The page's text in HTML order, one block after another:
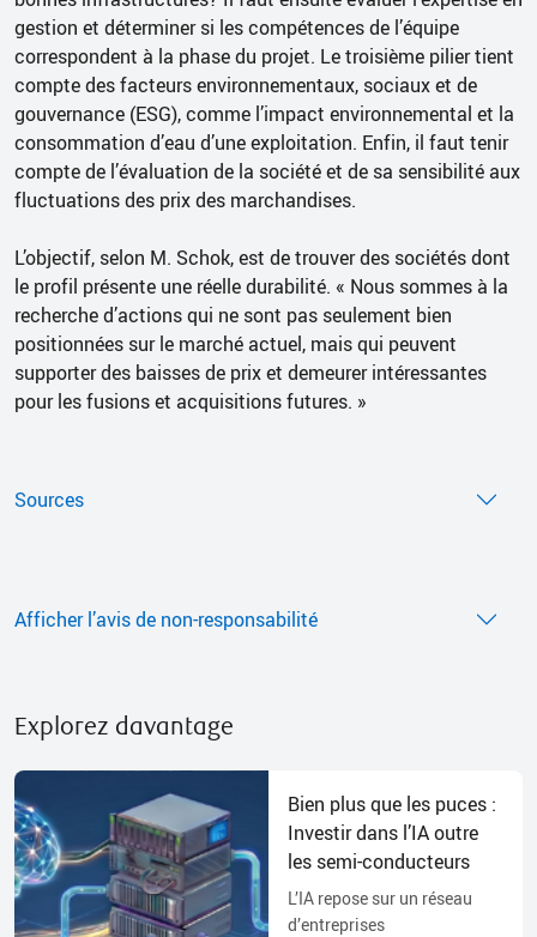
gestion et déterminer si les compétences de l’équipe
correspondent à la phase du projet. Le troisième pilier tient
compte des facteurs environnementaux, sociaux et de
gouvernance (ESG), comme l’impact environnemental et la
consommation d’eau d’une exploitation. Enfin, il faut tenir
compte de l’évaluation de la société et de sa sensibilité aux
fluctuations des prix des marchandises.
L’objectif, selon M. Schok, est de trouver des sociétés dont
le profil présente une réelle durabilité. « Nous sommes à la
recherche d’actions qui ne sont pas seulement bien
positionnées sur le marché actuel, mais qui peuvent
supporter des baisses de prix et demeurer intéressantes
pour les fusions et acquisitions futures. »
Sources
Afficher l’avis de non-responsabilité
Explorez davantage
Bien plus que les puces :
Investir dans l’IA outre
les semi-conducteurs
L’IA repose sur un réseau
d’entreprises